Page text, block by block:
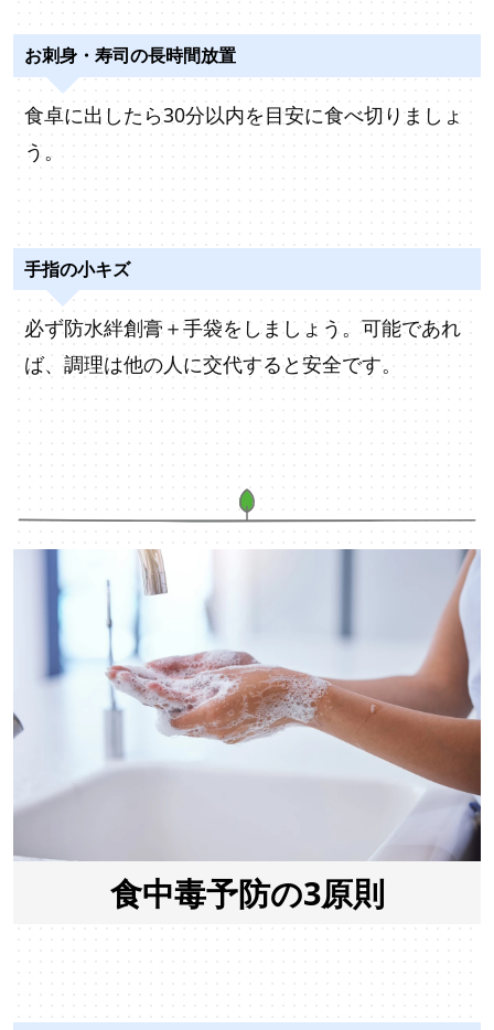
お刺身・寿司の長時間放置
食卓に出したら30分以内を目安に食べ切りましょ
う。
手指の小キズ
必ず防水絆創膏＋手袋をしましょう。可能であれ
ば、調理は他の人に交代すると安全です。
食中毒予防の3原則